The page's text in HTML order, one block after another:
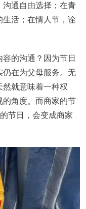
沟通自由选择；在青
活；在情人节，诠
的沟通？因为节日
仍在为父母服务。无
就意味着一种权
的角度。而商家的节
节日，会变成商家